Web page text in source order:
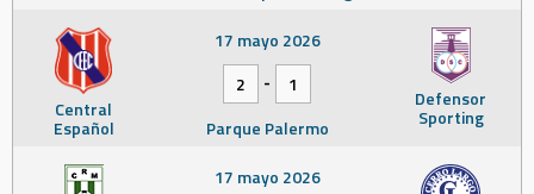
Central
Español
Defensor
Sporting
17 mayo 2026
2
-
1
Parque Palermo
17 mayo 2026